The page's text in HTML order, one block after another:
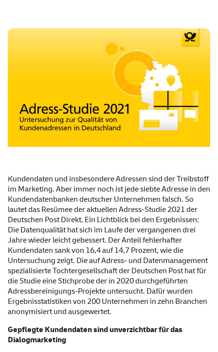
Kundendaten und insbesondere Adressen sind der Treibstoff
im Marketing. Aber immer noch ist jede siebte Adresse in den
Kundendatenbanken deutscher Unternehmen falsch. So
lautet das Resümee der aktuellen Adress-Studie 2021 der
Deutschen Post Direkt. Ein Lichtblick bei den Ergebnissen:
Die Datenqualität hat sich im Laufe der vergangenen drei
Jahre wieder leicht gebessert. Der Anteil fehlerhafter
Kundendaten sank von 16,4 auf 14,7 Prozent, wie die
Untersuchung zeigt. Die auf Adress- und Datenmanagement
spezialisierte Tochtergesellschaft der Deutschen Post hat für
die Studie eine Stichprobe der in 2020 durchgeführten
Adressbereinigungs-Projekte untersucht. Dafür wurden
Ergebnisstatistiken von 200 Unternehmen in zehn Branchen
anonymisiert und ausgewertet.
Gepflegte Kundendaten sind unverzichtbar für das
Dialogmarketing